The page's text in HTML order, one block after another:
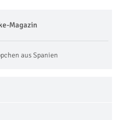
Magazin
aus Spanien